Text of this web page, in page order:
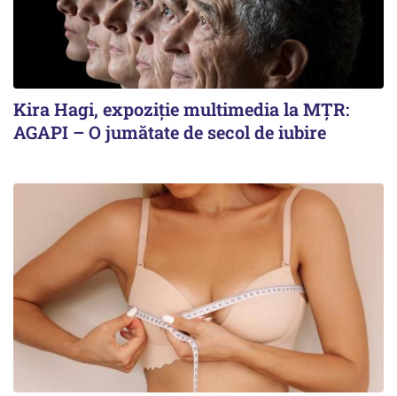
Kira Hagi, expoziție multimedia la MȚR:
AGAPI – O jumătate de secol de iubire